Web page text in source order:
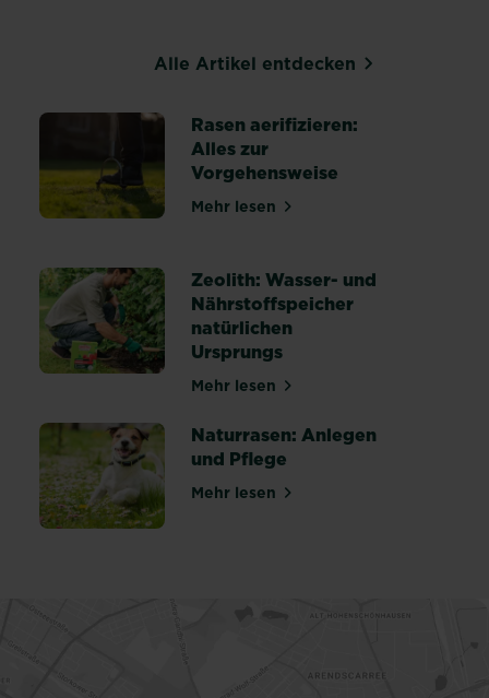
Alle Artikel entdecken
erkennen, behandeln und vorbeugen
Rasen aerifizieren:
Alles zur
Vorgehensweise
Mehr lesenüber Rasen aerifizieren: Alles
gesunden Rasen
Zeolith: Wasser- und
Nährstoffspeicher
natürlichen
Ursprungs
Mehr lesenüber Zeolith: Wasser- und
winterfest machen: Tipps & Anleitung
Naturrasen: Anlegen
und Pflege
Mehr lesenüber Naturrasen: Anlegen und